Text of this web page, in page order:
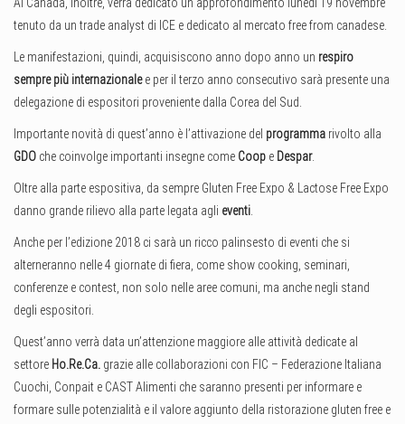
tenuto da un trade analyst di ICE e dedicato al mercato free from canadese.
Le manifestazioni, quindi, acquisiscono anno dopo anno un respiro
sempre più internazionalee per il terzo anno consecutivo sarà presente una
delegazione di espositori proveniente dalla Corea del Sud.
Importante novità di quest’anno è l’attivazione del programma rivolto alla
GDO che coinvolge importanti insegne come Coop e Despar.
Oltre alla parte espositiva, da sempre Gluten Free Expo & Lactose Free Expo
danno grande rilievo alla parte legata agli eventi
Anche per l’edizione 2018 ci sarà un ricco palinsesto di eventi che si
alterneranno nelle 4 giornate di fiera, come show cooking, seminari,
conferenze e contest, non solo nelle aree comuni, ma anche negli stand
degli espositori.
Quest’anno verrà data un’attenzione maggiore alle attività dedicate al
settore Ho.Re.Ca. grazie alle collaborazioni con FIC – Federazione Italiana
Cuochi, Conpait e CAST Alimenti che saranno presenti per informare e
formare sulle potenzialità e il valore aggiunto della ristorazione gluten free e